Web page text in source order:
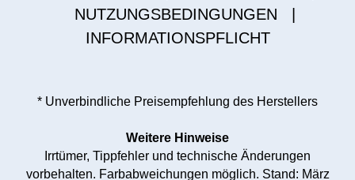
NUTZUNGSBEDINGUNGEN
INFORMATIONSPFLICHT
* Unverbindliche Preisempfehlung des Herstellers
Weitere Hinweise
Irrtümer, Tippfehler und technische Änderungen
vorbehalten. Farbabweichungen möglich. Stand: März